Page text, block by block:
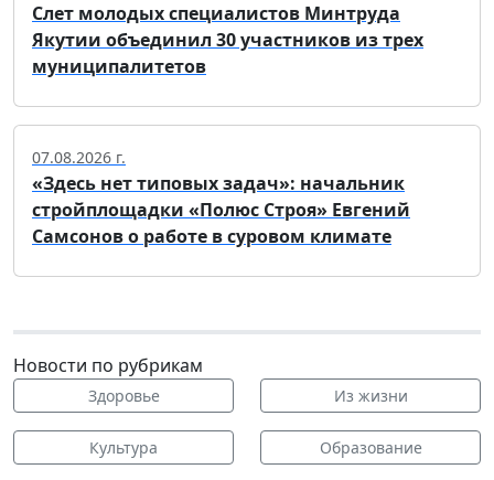
Слет молодых специалистов Минтруда
Якутии объединил 30 участников из трех
муниципалитетов
07.08.2026 г.
«Здесь нет типовых задач»: начальник
стройплощадки «Полюс Строя» Евгений
Самсонов о работе в суровом климате
Новости по рубрикам
Здоровье Из жизни
Культура Образование